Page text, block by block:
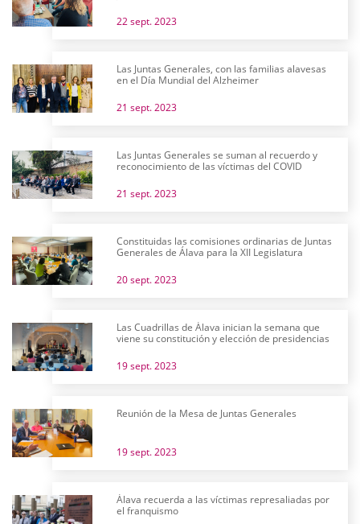
22 sept. 2023
Las Juntas Generales, con las familias alavesas
en el Día Mundial del Alzheimer
21 sept. 2023
Las Juntas Generales se suman al recuerdo y
reconocimiento de las víctimas del COVID
21 sept. 2023
Constituidas las comisiones ordinarias de Juntas
Generales de Álava para la XII Legislatura
20 sept. 2023
Las Cuadrillas de Álava inician la semana que
viene su constitución y elección de presidencias
19 sept. 2023
Reunión de la Mesa de Juntas Generales
19 sept. 2023
Álava recuerda a las víctimas represaliadas por
el franquismo